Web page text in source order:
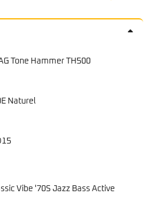
Tone Hammer TH500
Naturel
Vibe '70S Jazz Bass Active